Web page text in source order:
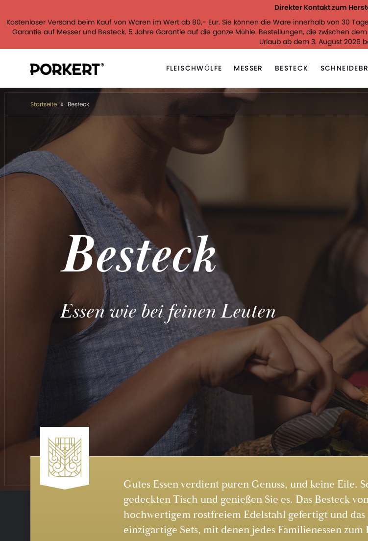
Direkter Kontakt zum
Kostenloser Versand beim Kauf von Waren im Wert ab 80,- Eur. Sie können die Ware innerhalb von 30
Garantie auf Messer und Besteck. 5 Jahre Garantie auf die ganze Mühle. Bestellungen, die zwischen
Urlaub ab dem 3. August 2026
FLEISCHWÖLFE MESSER BESTECK
Startseite Besteck
Besteck
Essen wie bei feinen Leuten
Gutes Essen verdient puren Genuss, und keine Eile.
gedeckten Tisch und genießen Sie es. Das Besteck
hochwertigem rostfreiem Edelstahl gefertigt und
einzigartige Sets, mit denen jedes Familienessen zum